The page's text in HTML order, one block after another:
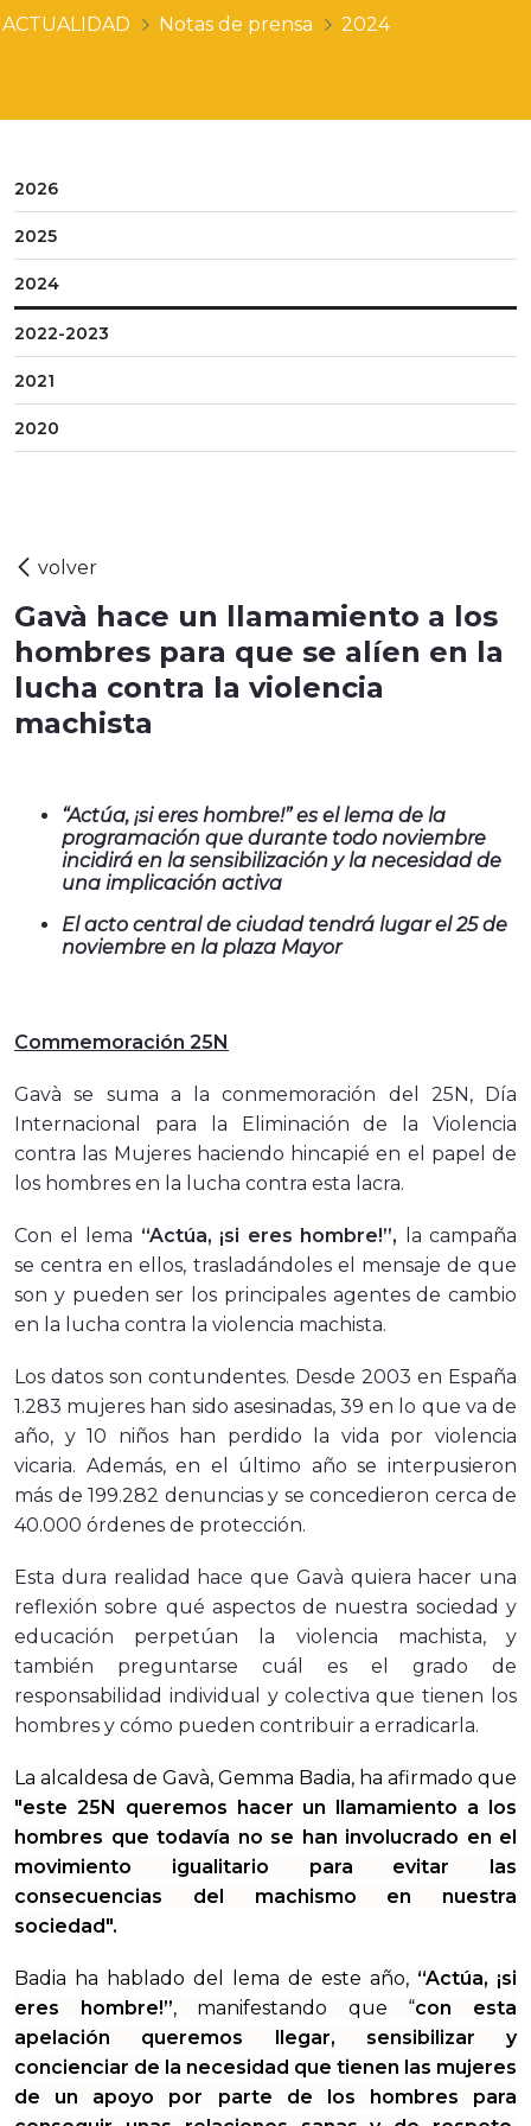
ACTUALIDAD Notas de prensa 2024
2026
2025
2024
2022-2023
2021
2020
Gavà hace un llamamiento a los
hombres para que se alíen en la
lucha contra la violencia
machista
“Actúa, ¡si eres hombre!” es el lema de la
programación que durante todo noviembre
incidirá en la sensibilización y la necesidad de
una implicación activa
El acto central de ciudad tendrá lugar el 25 de
noviembre en la plaza Mayor
Commemoración 25N
Gavà se suma a la conmemoración del 25N, Día
Internacional para la Eliminación de la Violencia
contra las Mujeres haciendo hincapié en el papel de
los hombres en la lucha contra esta lacra.
Con el lema “Actúa, ¡si eres hombre!”, la campaña
se centra en ellos, trasladándoles el mensaje de que
son y pueden ser los principales agentes de cambio
en la lucha contra la violencia machista.
Los datos son contundentes. Desde 2003 en España
1.283 mujeres han sido asesinadas, 39en lo que va de
año, y 10 niños han perdido la vida por violencia
vicaria. Además, en el último año se interpusieron
más de 199.282 denuncias y se concedieron cerca de
40.000 órdenes de protección.
Esta dura realidad hace que Gavà quiera hacer una
reflexión sobre qué aspectos de nuestra sociedad y
educación perpetúan la violencia machista, y
también preguntarse cuál es el grado de
responsabilidad individual y colectiva que tienen los
hombres y cómo pueden contribuir a erradicarla.
La alcaldesa de Gavà, Gemma Badia, ha afirmado que
"este 25N queremos hacer un llamamiento a los
hombres que todavía no se han involucrado en el
movimiento igualitario para evitar las
consecuencias del machismo en nuestra
sociedad".
Badia ha hablado del lema de este año, “Actúa, ¡si
eres hombre!”, manifestando que “con esta
apelación queremos llegar, sensibilizar y
concienciar de la necesidad que tienen las mujeres
de un apoyo por parte de los hombres para